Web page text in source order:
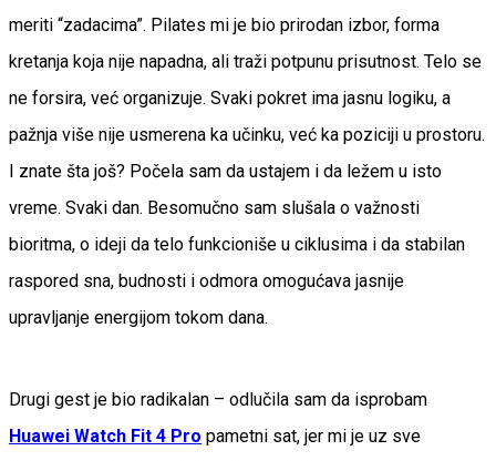
meriti “zadacima”. Pilates mi je bio prirodan izbor, forma
kretanja koja nije napadna, ali traži potpunu prisutnost. Telo se
ne forsira, već organizuje. Svaki pokret ima jasnu logiku, a
pažnja više nije usmerena ka učinku, već ka poziciji u prostoru.
I znate šta još? Počela sam da ustajem i da ležem u isto
vreme. Svaki dan. Besomučno sam slušala o važnosti
bioritma, o ideji da telo funkcioniše u ciklusima i da stabilan
raspored sna, budnosti i odmora omogućava jasnije
upravljanje energijom tokom dana.
Drugi gest je bio radikalan – odlučila sam da isprobam
Huawei Watch Fit 4 Pro pametni sat, jer mi je uz sve